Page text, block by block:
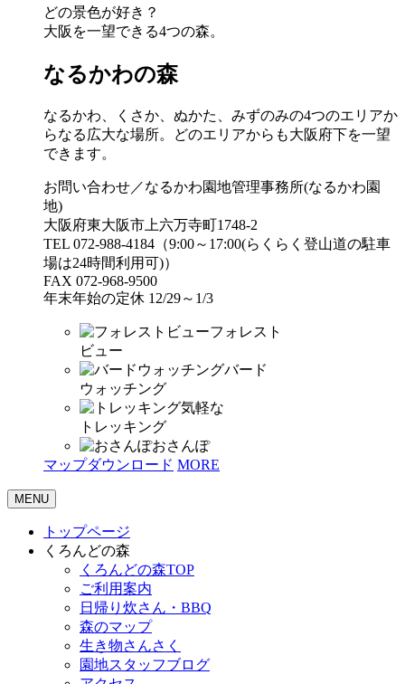
どの景色が好き？
大阪を一望できる4つの森。
なるかわの森
なるかわ、くさか、ぬかた、みずのみの4つのエリアか
らなる広大な場所。どのエリアからも大阪府下を一望
できます。
お問い合わせ／なるかわ園地管理事務所(なるかわ園
地)
大阪府東大阪市上六万寺町1748-2
TEL 072-988-4184（9:00～17:00(らくらく登山道の駐車
場は24時間利用可)）
FAX 072-968-9500
年末年始の定休 12/29～1/3
フォレスト
ビュー
バード
ウォッチング
気軽な
トレッキング
おさんぽ
マップダウンロード MORE
MENU
トップページ
くろんどの森
くろんどの森TOP
ご利用案内
日帰り炊さん・BBQ
森のマップ
生き物さんさく
園地スタッフブログ